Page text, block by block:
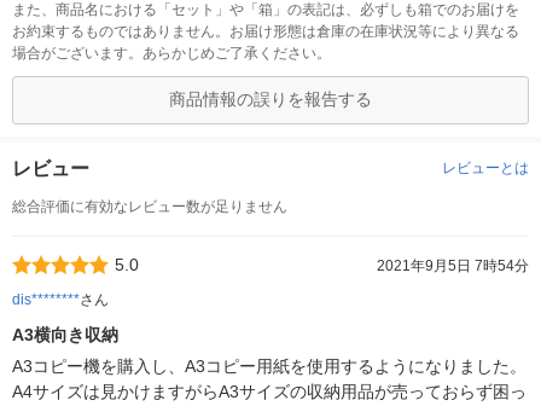
また、商品名における「セット」や「箱」の表記は、必ずしも箱でのお届けを
お約束するものではありません。お届け形態は倉庫の在庫状況等により異なる
場合がございます。あらかじめご了承ください。
商品情報の誤りを報告する
レビュー レビューとは
総合評価に有効なレビュー数が足りません
5.0
2021年9月5日 7時54分
dis********さん
A3横向き収納
A3コピー機を購入し、A3コピー用紙を使用するようになりました。
A4サイズは見かけますがらA3サイズの収納用品が売っておらず困っ